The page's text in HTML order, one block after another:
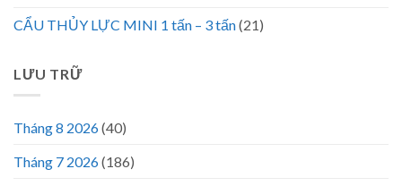
CẨU THỦY LỰC MINI 1 tấn – 3 tấn(21)
LƯU TRỮ
Tháng 8 2026(40)
Tháng 7 2026(186)